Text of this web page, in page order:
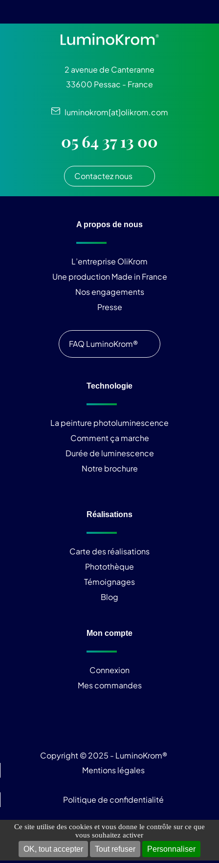
Ce site utilise des cookies et vous donne le contrôle sur ce que
vous souhaitez activer
OK, tout accepter Tout refuser Personnaliser
2 avenue de Canteranne
33600 Pessac - France
luminokrom[at]olikrom.com
05 64 37 13 00
Contactez nous
A propos de nous
L’entreprise OliKrom
Une production Made in France
Nos engagements
Presse
FAQ LuminoKrom®
Technologie
La peinture photoluminescence
Comment ça marche
Durée de luminescence
Notre brochure
Réalisations
Carte des réalisations
Photothèque
Témoignages
Blog
Mon compte
Connexion
Mes commandes
Copyright © 2025 - LuminoKrom®
Mentions légales
Politique de confidentialité
Plan du site
Gestion des cookies